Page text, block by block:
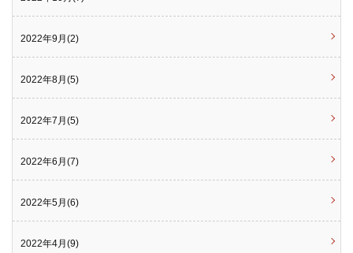
2022年9月(2)
2022年8月(5)
2022年7月(5)
2022年6月(7)
2022年5月(6)
2022年4月(9)